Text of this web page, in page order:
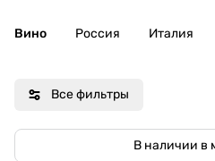
Вино Россия Италия
Все фильтры
В наличии в